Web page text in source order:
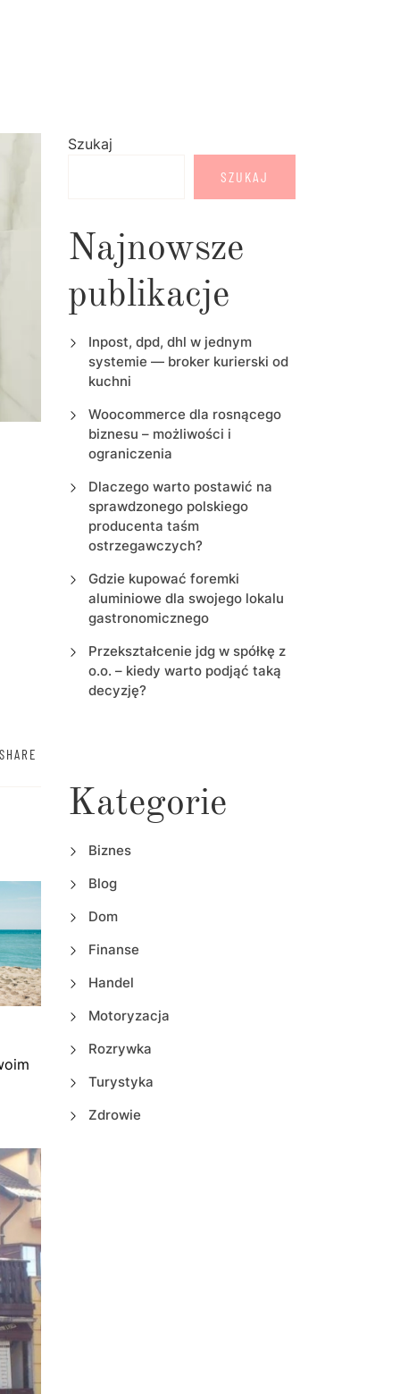
SHARE
Szukaj
SZUKAJ
Najnowsze
publikacje
Inpost, dpd, dhl w jednym
systemie — broker kurierski od
kuchni
Woocommerce dla rosnącego
biznesu – możliwości i
ograniczenia
Dlaczego warto postawić na
sprawdzonego polskiego
producenta taśm
ostrzegawczych?
Gdzie kupować foremki
aluminiowe dla swojego lokalu
gastronomicznego
Przekształcenie jdg w spółkę z
o.o. – kiedy warto podjąć taką
decyzję?
Kategorie
Biznes
Blog
Dom
Finanse
Handel
Motoryzacja
Rozrywka
Turystyka
Zdrowie